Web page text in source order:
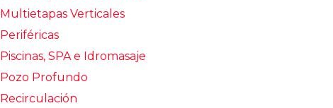
Multietapas Verticales
Periféricas
Piscinas, SPA e Idromasaje
Pozo Profundo
Recirculación